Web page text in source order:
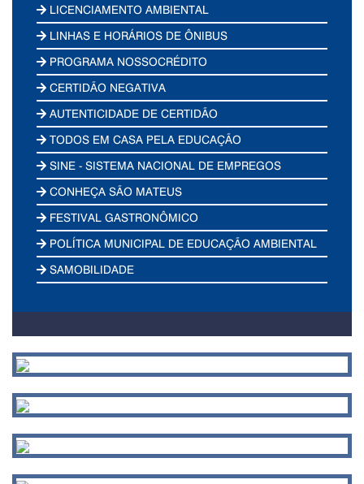
LICENCIAMENTO AMBIENTAL
LINHAS E HORÁRIOS DE ÔNIBUS
PROGRAMA NOSSOCRÉDITO
CERTIDÃO NEGATIVA
AUTENTICIDADE DE CERTIDÃO
TODOS EM CASA PELA EDUCAÇÃO
SINE - SISTEMA NACIONAL DE EMPREGOS
CONHEÇA SÃO MATEUS
FESTIVAL GASTRONÔMICO
POLÍTICA MUNICIPAL DE EDUCAÇÃO AMBIENTAL
SAMOBILIDADE